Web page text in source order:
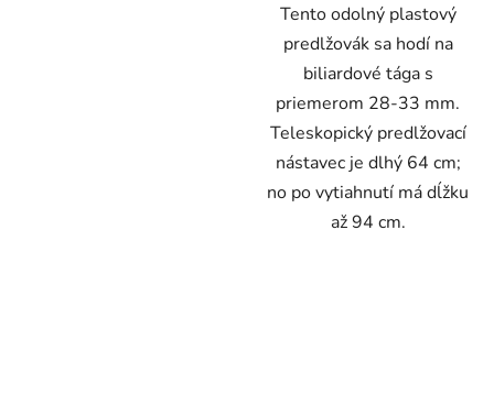
Tento odolný plastový
predlžovák sa hodí na
biliardové tága s
priemerom 28-33 mm.
Teleskopický predlžovací
nástavec je dlhý 64 cm;
no po vytiahnutí má dĺžku
až 94 cm.